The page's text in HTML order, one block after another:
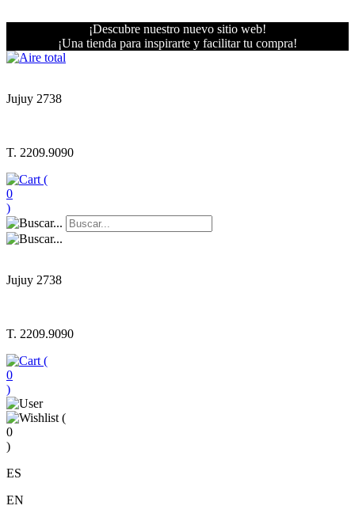
¡Descubre nuestro nuevo sitio web!
¡Una tienda para inspirarte y facilitar tu compra!
Jujuy 2738
T. 2209.9090
(
0
)
Jujuy 2738
T. 2209.9090
(
0
)
(
0
)
ES
EN